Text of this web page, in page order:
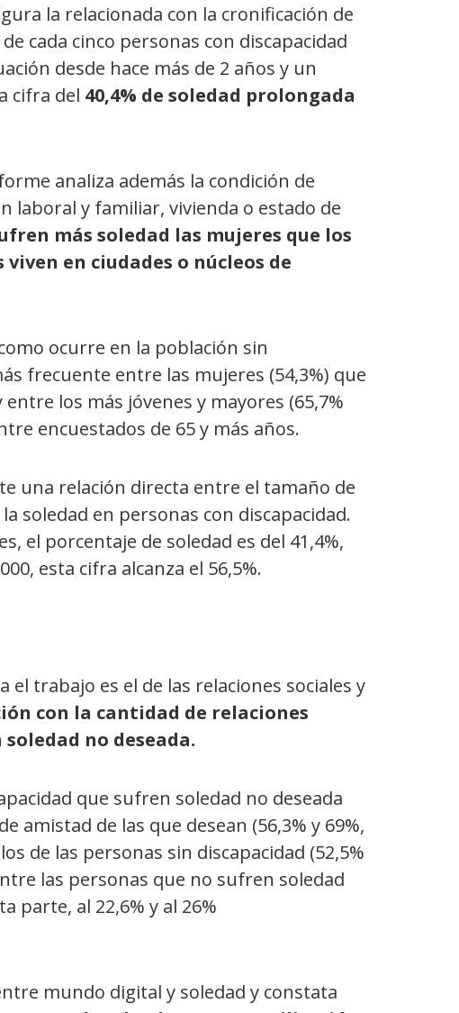
la relacionada con la cronificación de
cada cinco personas con discapacidad
desde hace más de 2 años y un
cifra del 40,4% de soledad prolongada
analiza además la condición de
laboral y familiar, vivienda o estado de
más soledad las mujeres que los
en ciudades o núcleos de
ocurre en la población sin
frecuente entre las mujeres (54,3%) que
los más jóvenes y mayores (65,7%
encuestados de 65 y más años.
una relación directa entre el tamaño de
soledad en personas con discapacidad.
el porcentaje de soledad es del 41,4%,
esta cifra alcanza el 56,5%.
trabajo es el de las relaciones sociales y
con la cantidad de relaciones
no deseada.
que sufren soledad no deseada
amistad de las que desean (56,3% y 69%,
de las personas sin discapacidad (52,5%
las personas que no sufren soledad
parte, al 22,6% y al 26%
mundo digital y soledad y constata